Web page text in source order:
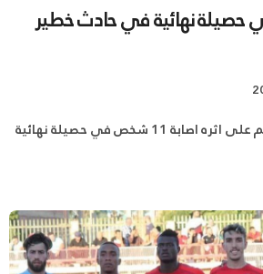
اصابة 11 شخص في حصيلة نهائية في حادث خطير